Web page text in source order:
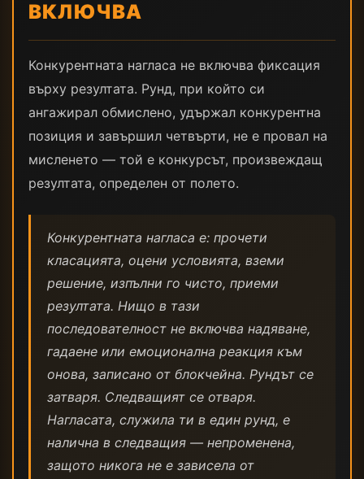
ВКЛЮЧВА
Конкурентната нагласа не включва фиксация
върху резултата. Рунд, при който си
ангажирал обмислено, удържал конкурентна
позиция и завършил четвърти, не е провал на
мисленето — той е конкурсът, произвеждащ
резултата, определен от полето.
Конкурентната нагласа е: прочети
класацията, оцени условията, вземи
решение, изпълни го чисто, приеми
резултата. Нищо в тази
последователност не включва надяване,
гадаене или емоционална реакция към
онова, записано от блокчейна. Рундът се
затваря. Следващият се отваря.
Нагласата, служила ти в един рунд, е
налична в следващия — непроменена,
защото никога не е зависела от